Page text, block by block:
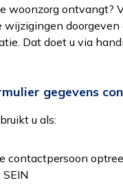
woonzorg ontvangt?
doorgeven
Dat doet u via
gegevens
u als:
contactpersoon